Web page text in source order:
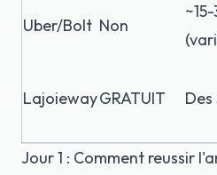
Uber/Bolt Non
LajoiewayGRATUIT Des
Jour 1 : Comment reussir